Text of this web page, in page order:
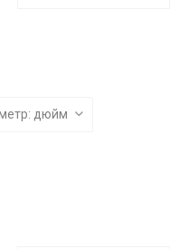
дюйм